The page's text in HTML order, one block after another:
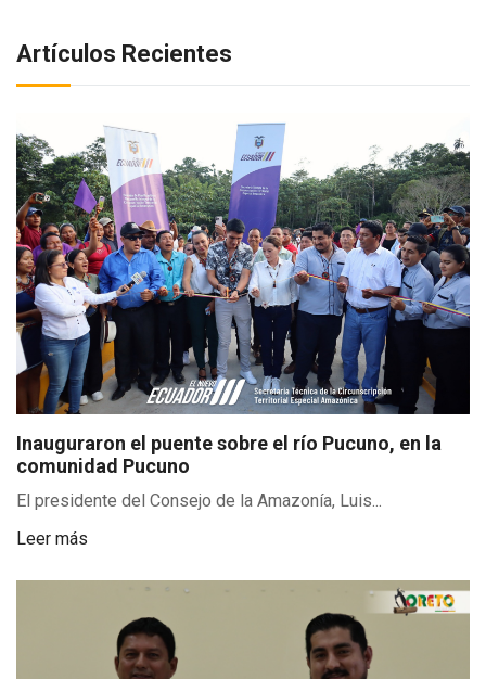
Artículos Recientes
Inauguraron el puente sobre el río Pucuno, en la
comunidad Pucuno
El presidente del Consejo de la Amazonía, Luis...
Leer más